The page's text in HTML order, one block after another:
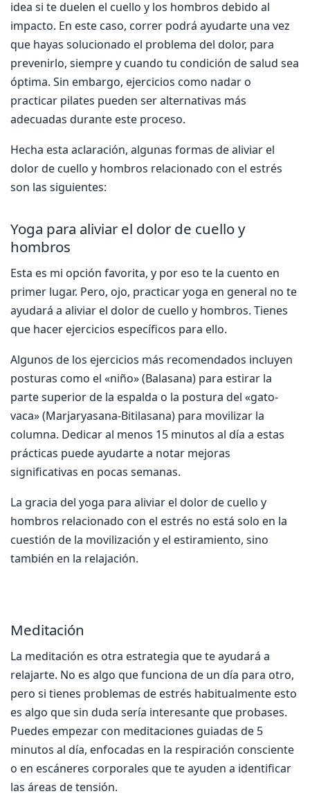
idea si te duelen el cuello y los hombros debido al
impacto. En este caso, correr podrá ayudarte una vez
que hayas solucionado el problema del dolor, para
prevenirlo, siempre y cuando tu condición de salud sea
óptima. Sin embargo, ejercicios como nadar o
practicar pilates pueden ser alternativas más
adecuadas durante este proceso.
Hecha esta aclaración, algunas formas de aliviar el
dolor de cuello y hombros relacionado con el estrés
son las siguientes:
Yoga para aliviar el dolor de cuello y
hombros
Esta es mi opción favorita, y por eso te la cuento en
primer lugar. Pero, ojo, practicar yoga en general no te
ayudará a aliviar el dolor de cuello y hombros. Tienes
que hacer ejercicios específicos para ello.
Algunos de los ejercicios más recomendados incluyen
posturas como el «niño» (Balasana) para estirar la
parte superior de la espalda o la postura del «gato-
vaca» (Marjaryasana-Bitilasana) para movilizar la
columna. Dedicar al menos 15 minutos al día a estas
prácticas puede ayudarte a notar mejoras
significativas en pocas semanas.
La gracia del yoga para aliviar el dolor de cuello y
hombros relacionado con el estrés no está solo en la
cuestión de la movilización y el estiramiento, sino
también en la relajación.
Meditación
La meditación es otra estrategia que te ayudará a
relajarte. No es algo que funciona de un día para otro,
pero si tienes problemas de estrés habitualmente esto
es algo que sin duda sería interesante que probases.
Puedes empezar con meditaciones guiadas de 5
minutos al día, enfocadas en la respiración consciente
o en escáneres corporales que te ayuden a identificar
las áreas de tensión.